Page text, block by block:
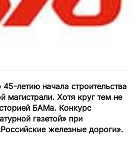
летию начала строительства
магистрали. Хотя круг тем не
БАМа. Конкурс
газетой» при
железные дороги».